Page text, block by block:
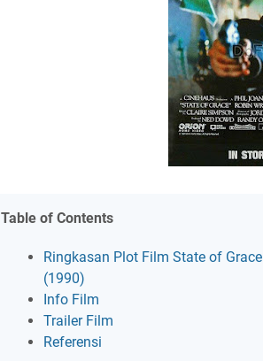
Table of Contents
Ringkasan Plot Film State of Grace
(1990)
Info Film
Trailer Film
Referensi